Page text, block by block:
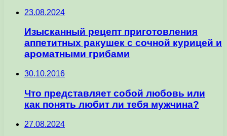
23.08.2024
Изысканный рецепт приготовления
аппетитных ракушек с сочной курицей и
ароматными грибами
30.10.2016
Что представляет собой любовь или
как понять любит ли тебя мужчина?
27.08.2024